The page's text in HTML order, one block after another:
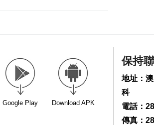
Google Play Download APK
保持
地址：
科
電話：
傳真：